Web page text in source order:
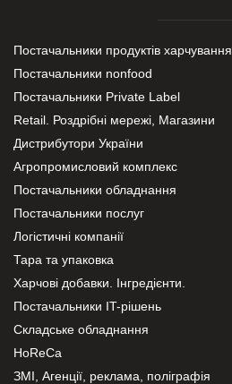
Постачальники продуктів харчування
Постачальники nonfood
Постачальники Private Label
Retail. Роздрібні мережі, Магазини
Дистрибутори України
Агропромисловий комплекс
Постачальники обладнання
Постачальники послуг
Логістичні компанії
Тара та упаковка
Харчові добавки. Інгредієнти.
Постачальники IT-рішень
Складське обладнання
HoReCa
ЗМІ, Агенції, реклама, поліграфія